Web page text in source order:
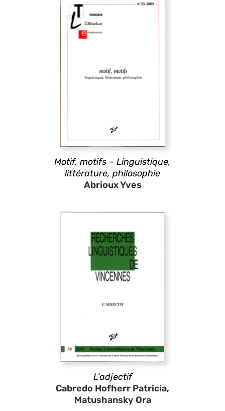
Motif, motifs – Linguistique,
littérature, philosophie
Abrioux Yves
L’adjectif
Cabredo Hofherr Patricia,
Matushansky Ora